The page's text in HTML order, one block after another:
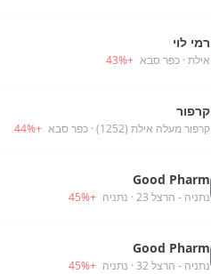
רמי לוי
אילת · כפר סבא +
43%
קרפור
קרפור מעלה אילת (1252) · כפר סבא +
44%
Good Pharm
נתניה - הרצל 23 · נתניה +
45%
Good Pharm
נתניה - הרצל 32 · נתניה +
45%